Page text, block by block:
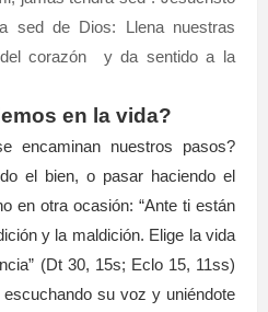
sed de Dios: Llena nuestras
corazón
y da sentido a la
en la vida?
encaminan nuestros pasos?
el bien, o pasar haciendo el
en otra ocasión: “Ante ti están
y la maldición. Elige la vida
(Dt 30, 15s; Eclo 15, 11ss)
su voz y uniéndote